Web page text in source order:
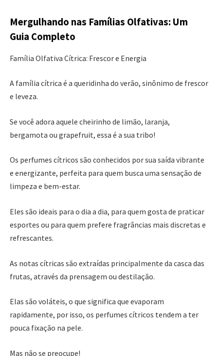
Mergulhando nas Famílias Olfativas: Um
Guia Completo
Família Olfativa Cítrica: Frescor e Energia
A família cítrica é a queridinha do verão, sinônimo de frescor
e leveza.
Se você adora aquele cheirinho de limão, laranja,
bergamota ou grapefruit, essa é a sua tribo!
Os perfumes cítricos são conhecidos por sua saída vibrante
e energizante, perfeita para quem busca uma sensação de
limpeza e bem-estar.
Eles são ideais para o dia a dia, para quem gosta de praticar
esportes ou para quem prefere fragrâncias mais discretas e
refrescantes.
As notas cítricas são extraídas principalmente da casca das
frutas, através da prensagem ou destilação.
Elas são voláteis, o que significa que evaporam
rapidamente, por isso, os perfumes cítricos tendem a ter
pouca fixação na pele.
Mas não se preocupe!